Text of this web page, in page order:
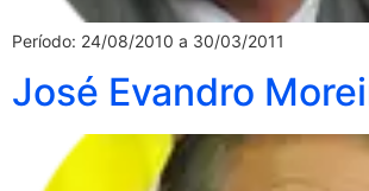
Período: 24/08/2010 a 30/03/2011
José Evandro